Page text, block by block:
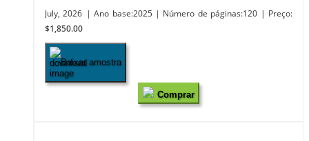
July, 2026 | Ano base:2025 | Número de páginas:120 | Preço:
$1,850.00
Baixar amostra
Comprar